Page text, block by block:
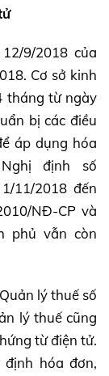
9/2018 của
Cơ sở kinh
tháng từ ngày
bị các điều
áp dụng hóa
định số
11/2018 đến
NĐ-CP và
phủ vẫn còn
lý thuế số
lý thuế cũng
từ điện tử.
hóa đơn,